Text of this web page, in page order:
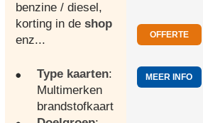
benzine / diesel,
korting in de shop
enz...
Type kaarten:
Multimerken
brandstofkaart
OFFERTE
MEER INFO